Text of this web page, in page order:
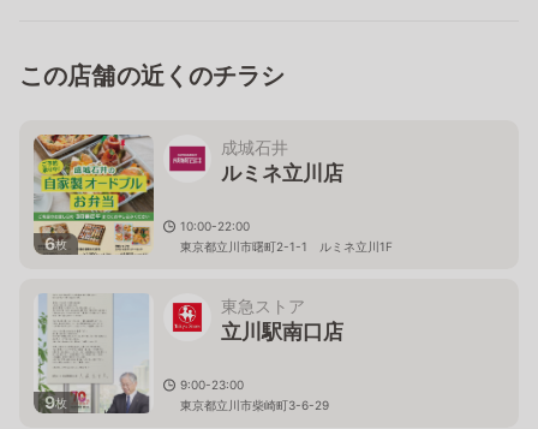
この店舗の近くのチラシ
6枚
成城石井
ルミネ立川店
10:00-22:00
東京都立川市曙町2-1-1 ルミネ立川1F
9枚
東急ストア
立川駅南口店
9:00-23:00
東京都立川市柴崎町3-6-29